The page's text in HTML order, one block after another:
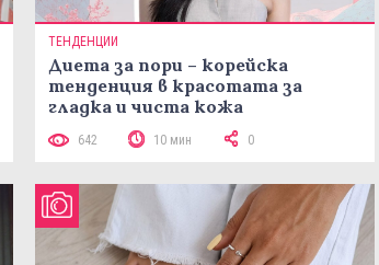
ТЕНДЕНЦИИ
Диета за пори – корейска
тенденция в красотата за
гладка и чиста кожа
642 10 мин 0